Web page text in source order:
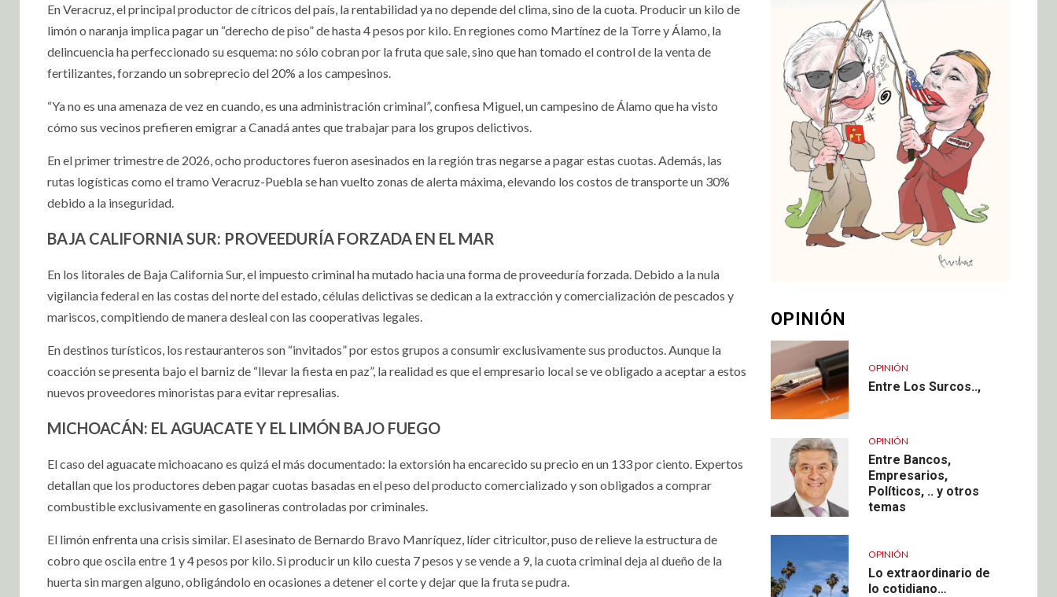
En Veracruz, el principal productor de cítricos del país, la rentabilidad ya no depende del clima, sino de la cuota. Producir un kilo de
limón o naranja implica pagar un “derecho de piso” de hasta 4 pesos por kilo. En regiones como Martínez de la Torre y Álamo, la
delincuencia ha perfeccionado su esquema: no sólo cobran por la fruta que sale, sino que han tomado el control de la venta de
fertilizantes, forzando un sobreprecio del 20% a los campesinos.
“Ya no es una amenaza de vez en cuando, es una administración criminal”, confiesa Miguel, un campesino de Álamo que ha visto
cómo sus vecinos prefieren emigrar a Canadá antes que trabajar para los grupos delictivos.
En el primer trimestre de 2026, ocho productores fueron asesinados en la región tras negarse a pagar estas cuotas. Además, las
rutas logísticas como el tramo Veracruz-Puebla se han vuelto zonas de alerta máxima, elevando los costos de transporte un 30%
debido a la inseguridad.
BAJA CALIFORNIA SUR: PROVEEDURÍA FORZADA EN EL MAR
En los litorales de Baja California Sur, el impuesto criminal ha mutado hacia una forma de proveeduría forzada. Debido a la nula
vigilancia federal en las costas del norte del estado, células delictivas se dedican a la extracción y comercialización de pescados y
mariscos, compitiendo de manera desleal con las cooperativas legales.
En destinos turísticos, los restauranteros son “invitados” por estos grupos a consumir exclusivamente sus productos. Aunque la
coacción se presenta bajo el barniz de “llevar la fiesta en paz”, la realidad es que el empresario local se ve obligado a aceptar a estos
nuevos proveedores minoristas para evitar represalias.
MICHOACÁN: EL AGUACATE Y EL LIMÓN BAJO FUEGO
El caso del aguacate michoacano es quizá el más documentado: la extorsión ha encarecido su precio en un 133 por ciento. Expertos
detallan que los productores deben pagar cuotas basadas en el peso del producto comercializado y son obligados a comprar
combustible exclusivamente en gasolineras controladas por criminales.
El limón enfrenta una crisis similar. El asesinato de Bernardo Bravo Manríquez, líder citricultor, puso de relieve la estructura de
cobro que oscila entre 1 y 4 pesos por kilo. Si producir un kilo cuesta 7 pesos y se vende a 9, la cuota criminal deja al dueño de la
huerta sin margen alguno, obligándolo en ocasiones a detener el corte y dejar que la fruta se pudra.
OPINIÓN
OPINIÓN
Entre Los Surcos..,
OPINIÓN
Entre Bancos,
Empresarios,
Políticos, .. y otros
temas
OPINIÓN
Lo extraordinario de
lo cotidiano…